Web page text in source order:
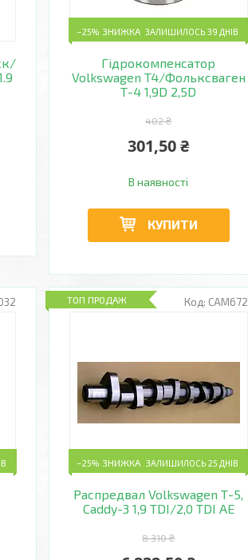
–25% ЗАЛИШИЛОСЬ 39 ДНІВ
Гідрокомпенсатор
Volkswagen T4/Фольксваген
Т-4 1,9D 2,5D
402 ₴
301,50 ₴
В наявності
КУПИТИ
CAM672
ТОП ПРОДАЖ
–25% ЗАЛИШИЛОСЬ 25 ДНІВ
Распредвал Volkswagen Т-5,
Caddy-3 1,9 TDI/2,0 TDI AE
8 310 ₴